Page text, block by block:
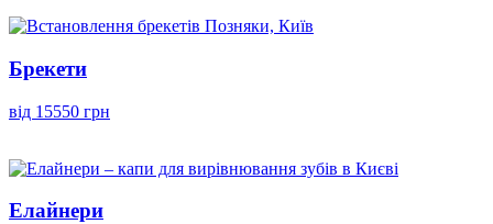
Брекети
від 15550 грн
Елайнери